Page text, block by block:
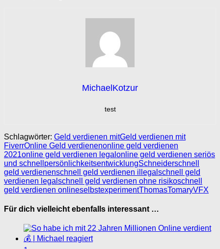
MichaelKotzur
test
Schlagwörter: Geld verdienen mitGeld verdienen mit
FiverrOnline Geld verdienenonline geld verdienen
2021online geld verdienen legal online geld verdienen seriös
und schnell persönlichkeitsentwicklungSchneiderschnell
geld verdienenschnell geld verdienen illegal schnell geld
verdienen legal schnell geld verdienen ohne risikoschnell
geld verdienen onlineselbstexperimentThomasTomaryVFX
Für dich vielleicht ebenfalls interessant …